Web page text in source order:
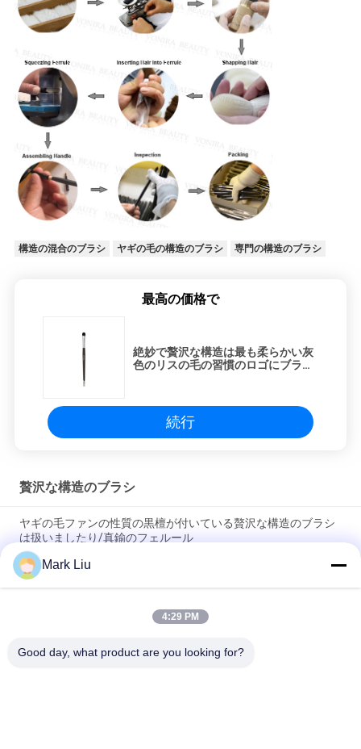
構造の混合のブラシ ヤギの毛の構造のブラシ 専門の構造のブラシ
最高の価格で
絶妙で贅沢な構造は最も柔らかい灰
色のリスの毛の習慣のロゴにブラシ
続行
贅沢な構造のブラシ
ヤギの毛ファンの性質の黒檀が付いている贅沢な構造のブラシ
は扱いましたり/真鍮のフェルール
柔らかく、密な焦茶XGFのヤギの毛を驚かせることの贅沢な斜
めの粉の構造のブラシ
超デラックスな性質のクロテンの毛を搭載する贅沢な芸術家の
Mark Liu
4:29 PM
Good day, what product are you looking for?